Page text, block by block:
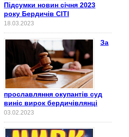
Підсумки новин січня 2023
року Бердичів СІТІ
18.03.2023
За
прославляння окупантів суд
виніс вирок бердичівлянці
03.02.2023